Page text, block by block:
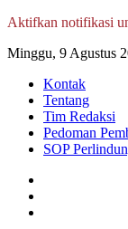
Aktifkan notifikasi
Minggu, 9 Agustus
Kontak
Tentang
Tim Redaksi
Pedoman
SOP